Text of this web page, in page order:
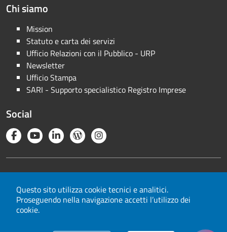
Questo sito utilizza cookie tecnici e analitici.
Proseguendo nella navigazione accetti l’utilizzo dei
cookie.
Chi siamo
Mission
Statuto e carta dei servizi
Ufficio Relazioni con il Pubblico - URP
Newsletter
Ufficio Stampa
SARI - Supporto specialistico Registro Imprese
Social
Note legali
Privacy
Cookie
Mappa del sito